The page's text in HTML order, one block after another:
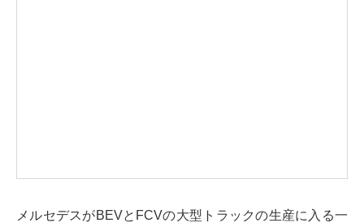
メルセデスがBEVとFCVの大型トラックの生産に入る一